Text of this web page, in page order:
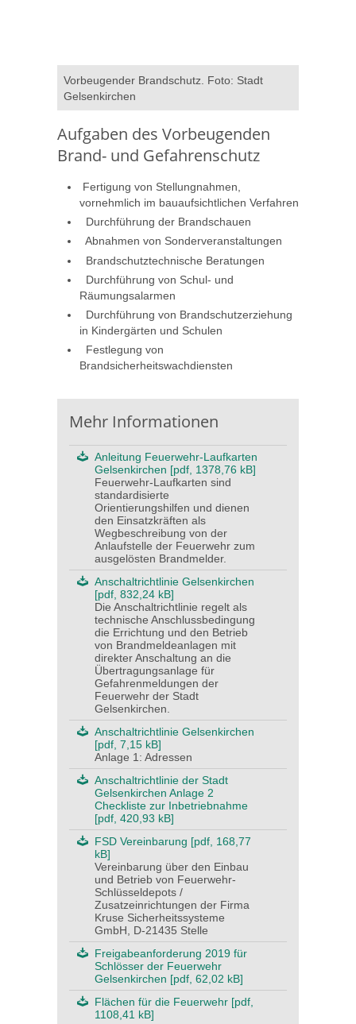
Vorbeugender Brandschutz. Foto: Stadt
Gelsenkirchen
Aufgaben des Vorbeugenden
Brand- und Gefahrenschutz
Fertigung von Stellungnahmen,
vornehmlich im bauaufsichtlichen Verfahren
Durchführung der Brandschauen
Abnahmen von Sonderveranstaltungen
Brandschutztechnische Beratungen
Durchführung von Schul- und
Räumungsalarmen
Durchführung von Brandschutzerziehung
in Kindergärten und Schulen
Festlegung von
Brandsicherheitswachdiensten
Mehr Informationen
Anleitung Feuerwehr-Laufkarten
Gelsenkirchen [pdf, 1378,76 kB]
Feuerwehr-Laufkarten sind
standardisierte
Orientierungshilfen und dienen
den Einsatzkräften als
Wegbeschreibung von der
Anlaufstelle der Feuerwehr zum
ausgelösten Brandmelder.
Anschaltrichtlinie Gelsenkirchen
[pdf, 832,24 kB]
Die Anschaltrichtlinie regelt als
technische Anschlussbedingung
die Errichtung und den Betrieb
von Brandmeldeanlagen mit
direkter Anschaltung an die
Übertragungsanlage für
Gefahrenmeldungen der
Feuerwehr der Stadt
Gelsenkirchen.
Anschaltrichtlinie Gelsenkirchen
[pdf, 7,15 kB]
Anlage 1: Adressen
Anschaltrichtlinie der Stadt
Gelsenkirchen Anlage 2
Checkliste zur Inbetriebnahme
[pdf, 420,93 kB]
FSD Vereinbarung [pdf, 168,77
kB]
Vereinbarung über den Einbau
und Betrieb von Feuerwehr-
Schlüsseldepots /
Zusatzeinrichtungen der Firma
Kruse Sicherheitssysteme
GmbH, D-21435 Stelle
Freigabeanforderung 2019 für
Schlösser der Feuerwehr
Gelsenkirchen [pdf, 62,02 kB]
Flächen für die Feuerwehr [pdf,
1108,41 kB]